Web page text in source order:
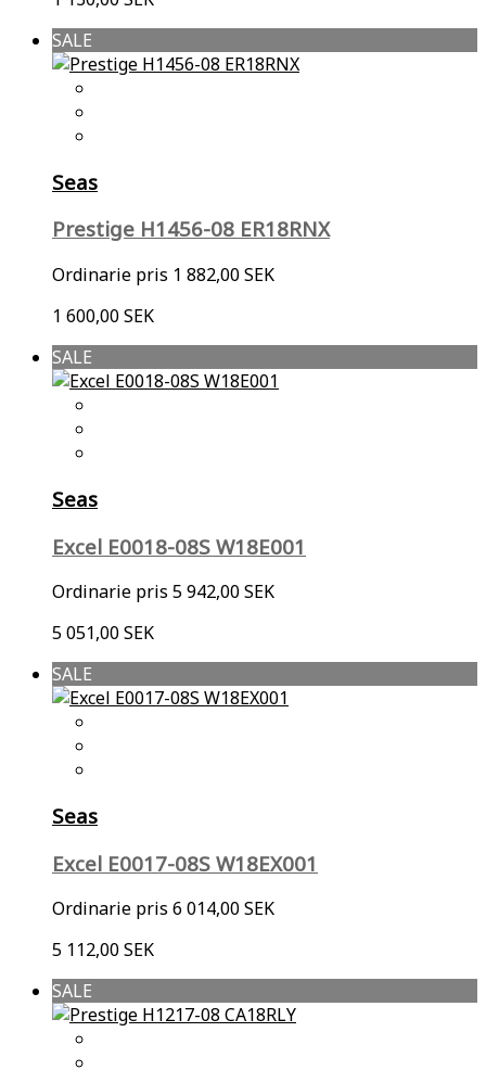
SALE
Seas
Prestige H1456-08 ER18RNX
Ordinarie pris 1 882,00 SEK
1 600,00 SEK
SALE
Seas
Excel E0018-08S W18E001
Ordinarie pris 5 942,00 SEK
5 051,00 SEK
SALE
Seas
Excel E0017-08S W18EX001
Ordinarie pris 6 014,00 SEK
5 112,00 SEK
SALE